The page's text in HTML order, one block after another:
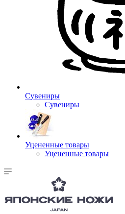
Сувениры
Сувениры
Уцененные товары
Уцененные товары